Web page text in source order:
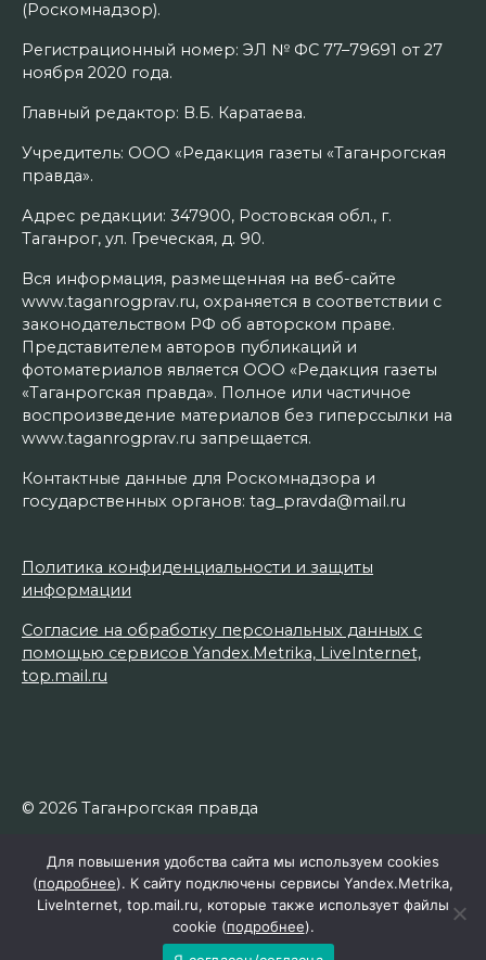
(Роскомнадзор).
Регистрационный номер: ЭЛ № ФС 77–79691 от 27
ноября 2020 года.
Главный редактор: В.Б. Каратаева.
Учредитель: ООО «Редакция газеты «Таганрогская
правда».
Адрес редакции: 347900, Ростовская обл., г.
Таганрог, ул. Греческая, д. 90.
Вся информация, размещенная на веб-сайте
www.taganrogprav.ru, охраняется в соответствии с
законодательством РФ об авторском праве.
Представителем авторов публикаций и
фотоматериалов является ООО «Редакция газеты
«Таганрогская правда». Полное или частичное
воспроизведение материалов без гиперссылки на
www.taganrogprav.ru запрещается.
Контактные данные для Роскомнадзора и
государственных органов: tag_pravda@mail.ru
Политика конфиденциальности и защиты
информации
Согласие на обработку персональных данных с
помощью сервисов Yandex.Metrika, LiveInternet,
top.mail.ru
© 2026 Таганрогская правда
Для повышения удобства сайта мы используем cookies
(подробнее). К сайту подключены сервисы Yandex.Metrika,
LiveInternet, top.mail.ru, которые также использует файлы
cookie (подробнее).